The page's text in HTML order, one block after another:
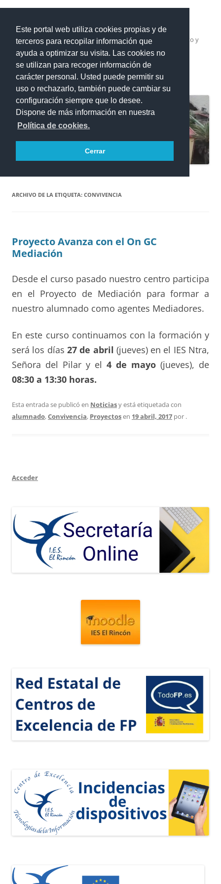
Este portal web utiliza cookies propias y de
terceros para recopilar información que
ayuda a optimizar su visita. Las cookies no
se utilizan para recoger información de
carácter personal. Usted puede permitir su
uso o rechazarlo, también puede cambiar su
configuración siempre que lo desee.
Dispone de más información en nuestra
Política de cookies.
Cerrar
al
Instituto de Educación Secundaria Obligatoria, Bachillerato y
Formación Profesional
Menú
ARCHIVO DE LA ETIQUETA: CONVIVENCIA
Proyecto Avanza con el On GC
Mediación
Desde el curso pasado nuestro centro participa
en el Proyecto de Mediación para formar a
nuestro alumnado como agentes Mediadores.
En este curso continuamos con la formación y
será los días 27 de abril (jueves) en el IES Ntra,
Señora del Pilar y el 4 de mayo (jueves), de
08:30 a 13:30 horas.
Esta entrada se publicó en Noticiasy está etiquetada con
alumnado,Convivencia, Proyectosen 19 abril, 2017 por .
Acceder